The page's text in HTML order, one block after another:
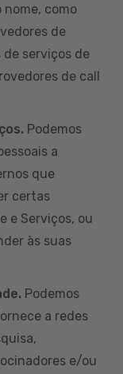
como
de
de serviços de
de call
Podemos
a
que
certas
e Serviços, ou
às suas
Podemos
a redes
e/ou